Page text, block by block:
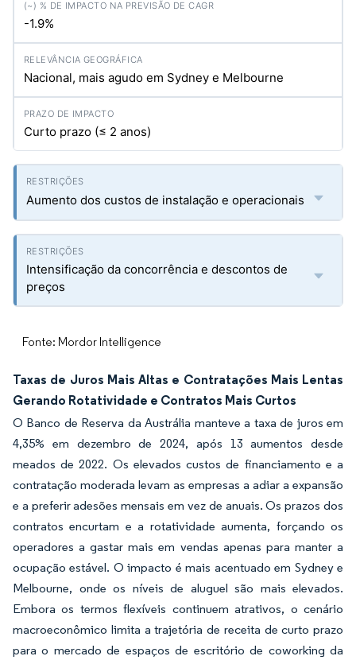
-1.9%
Nacional, mais agudo em Sydney e Melbourne
Curto prazo (≤ 2 anos)
Aumento dos custos de instalação e operacionais
Intensificação da concorrência e descontos de
preços
Fonte: Mordor Intelligence
Taxas de Juros Mais Altas e Contratações Mais Lentas
Gerando Rotatividade e Contratos Mais Curtos
O Banco de Reserva da Austrália manteve a taxa de juros em
4,35% em dezembro de 2024, após 13 aumentos desde
meados de 2022. Os elevados custos de financiamento e a
contratação moderada levam as empresas a adiar a expansão
e a preferir adesões mensais em vez de anuais. Os prazos dos
contratos encurtam e a rotatividade aumenta, forçando os
operadores a gastar mais em vendas apenas para manter a
ocupação estável. O impacto é mais acentuado em Sydney e
Melbourne, onde os níveis de aluguel são mais elevados.
Embora os termos flexíveis continuem atrativos, o cenário
macroeconômico limita a trajetória de receita de curto prazo
para o mercado de espaços de escritório de coworking da